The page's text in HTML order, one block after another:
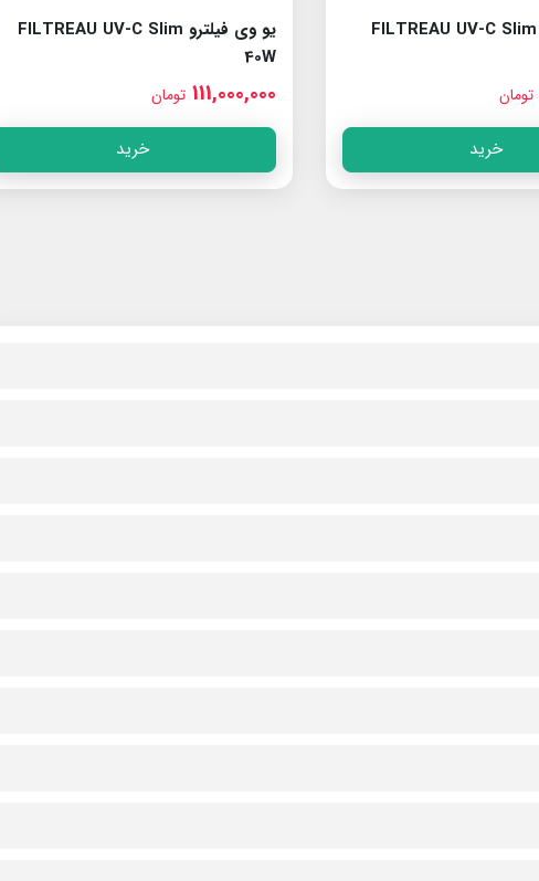
یو وی فیلترو FILTREAU UV-C Slim
تومان
خرید
یو وی فیلترو FILTREAU UV-C Slim
40W
111,000,000 تومان
خرید